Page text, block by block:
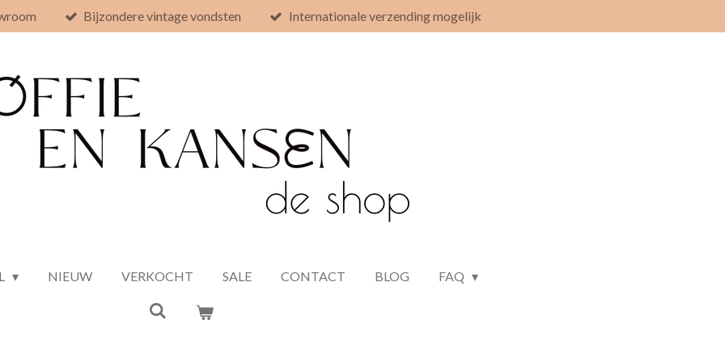
Bijzondere vintage vondsten Internationale verzending mogelijk
NIEUW VERKOCHT SALE CONTACT BLOG FAQ